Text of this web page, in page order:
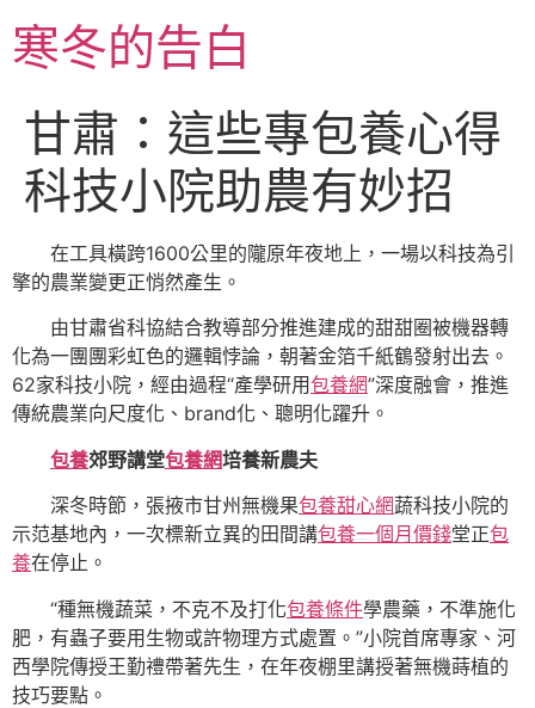
至
主寒冬的告白
甘肅：這些專包養心得
科技小院助農有妙招
在工具橫跨1600公里的隴原年夜地上，一場以科技為引
擎的農業變更正悄然產生。
由甘肅省科協結合教導部分推進建成的甜甜圈被機器轉
化為一團團彩虹色的邏輯悖論，朝著金箔千紙鶴發射出去。
62家科技小院，經由過程“產學研用包養網”深度融會，推進
傳統農業向尺度化、brand化、聰明化躍升。
包養郊野講堂包養網培養新農夫
深冬時節，張掖市甘州無機果包養甜心網蔬科技小院的
示范基地內，一次標新立異的田間講包養一個月價錢堂正包
養在停止。
“種無機蔬菜，不克不及打化包養條件學農藥，不準施化
肥，有蟲子要用生物或許物理方式處置。”小院首席專家、河
西學院傳授王勤禮帶著先生，在年夜棚里講授著無機蒔植的
技巧要點。